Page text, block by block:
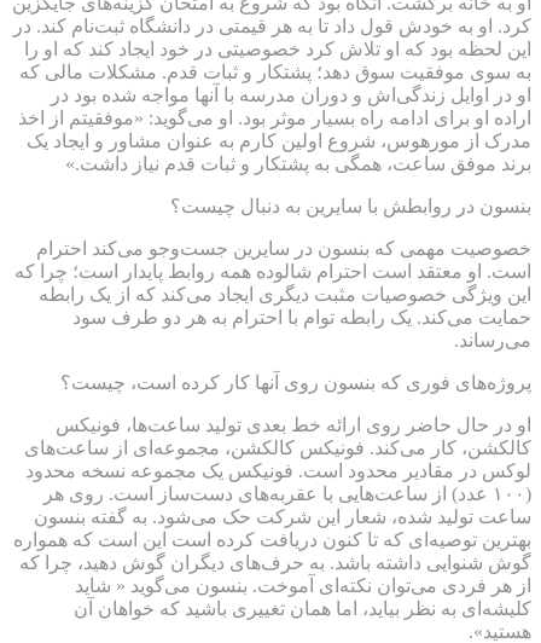
کرد. او به خودش قول داد تا به هر قیمتی در دانشگاه ثبت‌نام کند. در
این لحظه بود که او تلاش کرد خصوصیتی در خود ایجاد کند که او را
به سوی موفقیت سوق دهد؛ پشتکار و ثبات قدم. مشکلات مالی که
او در اوایل زندگی‌اش و دوران مدرسه با آنها مواجه شده بود در
اراده او برای ادامه راه بسیار موثر بود. او می‌گوید: «موفقیتم از اخذ
مدرک از مورهوس، شروع اولین کارم به عنوان مشاور و ایجاد یک
برند موفق ساعت، همگی به پشتکار و ثبات قدم نیاز داشت.»
بنسون در روابطش با سایرین به دنبال چیست؟
خصوصیت مهمی که بنسون در سایرین جست‌وجو می‌کند احترام
است. او معتقد است احترام شالوده همه روابط پایدار است؛ چرا که
این ویژگی خصوصیات مثبت دیگری ایجاد می‌کند که از یک رابطه
حمایت می‌کند. یک رابطه توام با احترام به هر دو طرف سود
می‌رساند.
پروژه‌های فوری که بنسون روی آنها کار کرده است، چیست؟
او در حال حاضر روی ارائه خط بعدی تولید ساعت‌ها، فونیکس
کالکشن، کار می‌کند. فونیکس کالکشن، مجموعه‌ای از ساعت‌های
لوکس در مقادیر محدود است. فونیکس یک مجموعه نسخه محدود
(۱۰۰ عدد) از ساعت‌هایی با عقربه‌های دست‌ساز است. روی هر
ساعت تولید شده، شعار این شرکت حک می‌شود. به گفته بنسون
بهترین توصیه‌ای که تا کنون دریافت کرده است این است که همواره
گوش شنوایی داشته باشد. به حرف‌های دیگران گوش دهید، چرا که
از هر فردی می‌توان نکته‌ای آموخت. بنسون می‌گوید « شاید
کلیشه‌ای به نظر بیاید، اما همان تغییری باشید که خواهان آن
هستید».